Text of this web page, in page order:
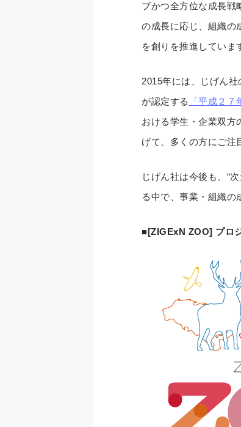
ブかつ全方位な成長戦
の成長に応じ、組織の
を創りを推進していま
2015年には、じげん
が認定する
「平成２
おける学生・企業双方
げて、多くの方にご注
じげん社は今後も、“
る中で、事業・組織の
■[ZIGExN ZOO] プロ